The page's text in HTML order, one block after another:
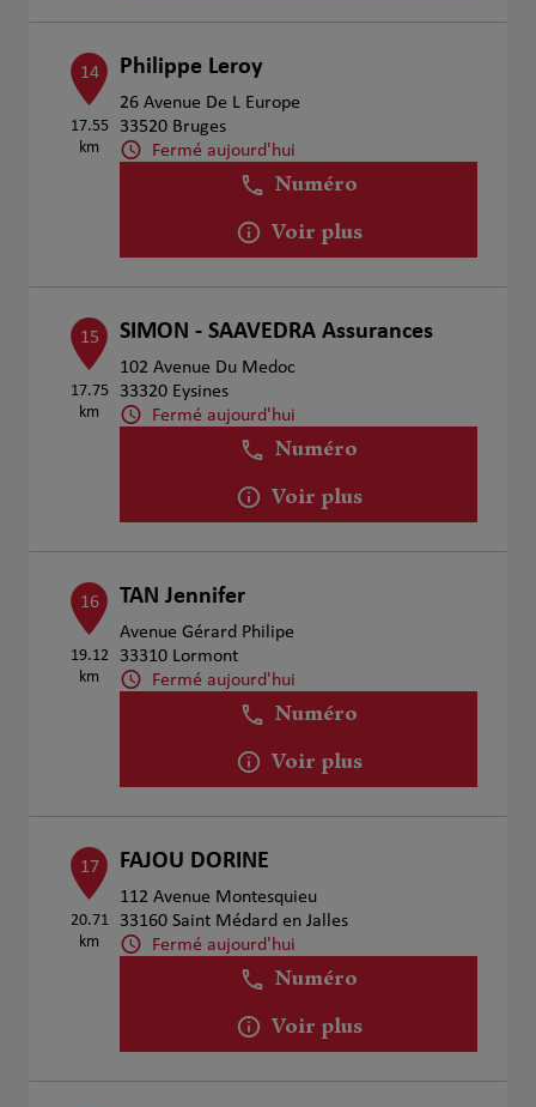
14
17.55
km
Philippe Leroy
26 Avenue De L Europe
33520 Bruges
Fermé aujourd'hui
Numéro
Voir plus
15
17.75
km
SIMON - SAAVEDRA Assurances
102 Avenue Du Medoc
33320 Eysines
Fermé aujourd'hui
Numéro
Voir plus
16
19.12
km
TAN Jennifer
Avenue Gérard Philipe
33310 Lormont
Fermé aujourd'hui
Numéro
Voir plus
17
20.71
km
FAJOU DORINE
112 Avenue Montesquieu
33160 Saint Médard en Jalles
Fermé aujourd'hui
Numéro
Voir plus